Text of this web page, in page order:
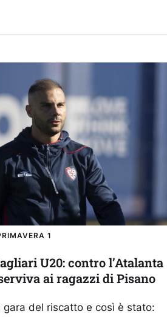
1
U20: contro l’Atalanta
ai ragazzi di Pisano
gara del riscatto e così è stato: